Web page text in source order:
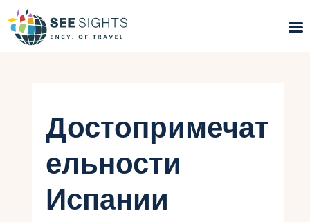
Горящие туры
Типы Туров
Страны
Инфо
Достопримечат
ельности
Испании